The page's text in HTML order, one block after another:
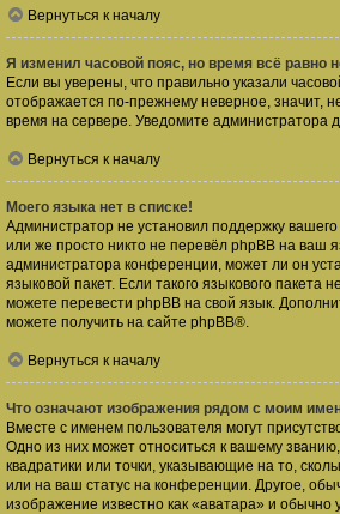
Вернуться к началу
Я изменил часовой пояс, но время всё равно
Если вы уверены, что правильно указали
отображается по-прежнему неверное, значит,
время на сервере. Уведомите администратора
Вернуться к началу
Моего языка нет в списке!
Администратор не установил поддержку
или же просто никто не перевёл phpBB на ваш
администратора конференции, может ли он
языковой пакет. Если такого языкового пакета
можете перевести phpBB на свой язык.
можете получить на сайте phpBB®.
Вернуться к началу
Что означают изображения рядом с моим
Вместе с именем пользователя могут
Одно из них может относиться к вашему
квадратики или точки, указывающие на то,
или на ваш статус на конференции. Другое,
изображение известно как «аватара» и обычно